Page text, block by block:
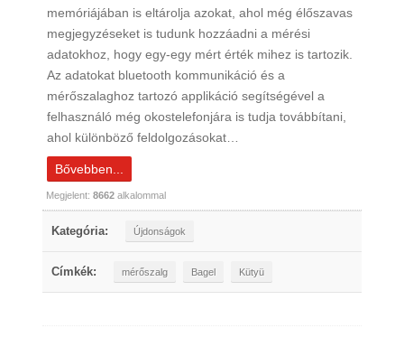
memóriájában is eltárolja azokat, ahol még élőszavas
megjegyzéseket is tudunk hozzáadni a mérési
adatokhoz, hogy egy-egy mért érték mihez is tartozik.
Az adatokat bluetooth kommunikáció és a
mérőszalaghoz tartozó applikáció segítségével a
felhasználó még okostelefonjára is tudja továbbítani,
ahol különböző feldolgozásokat…
Bővebben...
Megjelent: 8662alkalommal
Kategória: Újdonságok
Címkék: mérőszalg Bagel Kütyü